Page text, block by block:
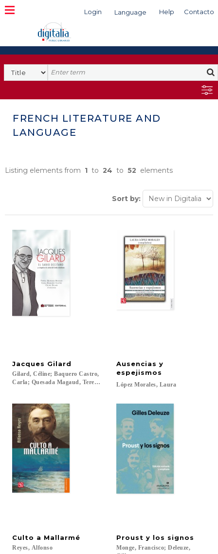
Login Language Help Contacto
Search
FRENCH LITERATURE AND
LANGUAGE
Listing elements from 1 to 24 to 52 elements
Sort by:
Jacques Gilard
Gilard, Céline; Baquero Castro,
Carla; Quesada Magaud, Teresa...
Ausencias y
espejismos
López Morales, Laura
Culto a Mallarmé
Reyes, Alfonso
Proust y los signos
Monge, Francisco; Deleuze,